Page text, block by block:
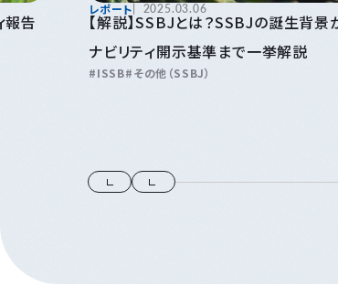
報告
レポート 2025.03.06
【解説】SSBJとは？SSBJの誕生背景
ナビリティ開示基準まで一挙解説
ISSB その他（SSBJ）